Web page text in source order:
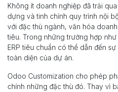
Không ít doanh nghiệp đã trải
dựng và tinh chỉnh quy trình nội
với đặc thù ngành, văn hóa
tiêu. Trong những trường hợp
ERP tiêu chuẩn có thể dẫn đến
toàn diện của dự án.
Odoo Customization cho phép
chính những đặc thù đó. Thay vì